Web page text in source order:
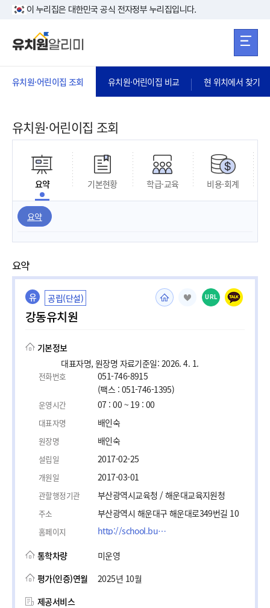
본문 바로가기
이 누리집은 대한민국 공식 전자정부 누리집입니다.
유치원·어린이집 조회 유치원·어린이집 비교 현 위치에서 찾기
유치원·어린이집 조회
요약 기본현황 학급·교육 비용·회계
요약
요약
유 공립(단설)
강동유치원
URL
기본정보
대표자명, 원장명 자료기준일: 2026. 4. 1.
전화번호
051-746-8915
(팩스 : 051-746-1395)
운영시간 07 : 00 ~ 19 : 00
대표자명 배인숙
원장명 배인숙
설립일 2017-02-25
개원일 2017-03-01
관할행정기관 부산광역시교육청 / 해운대교육지원청
주소 부산광역시 해운대구 해운대로349번길 10
홈페이지 http://school.busanedu.net/gangdong-k
통학차량
미운영
평가(인증)연월
2025년 10월
제공서비스